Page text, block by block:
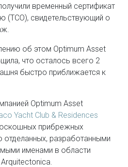
временный сертификат
(TCO), свидетельствующий о
об этом Optimum Asset
что осталось всего 2
быстро приближается к
Optimum Asset
Yacht Club & Residences
прибрежных
отделанных, разработанными
именами в области